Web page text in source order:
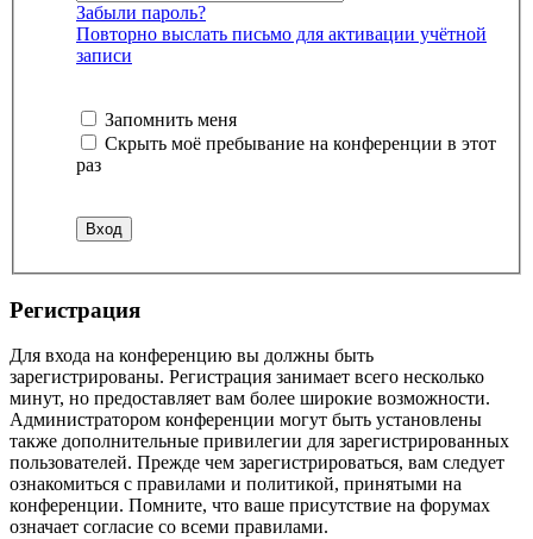
Забыли пароль?
Повторно выслать письмо для активации учётной
записи
Запомнить меня
Скрыть моё пребывание на конференции в этот
раз
Регистрация
Для входа на конференцию вы должны быть
зарегистрированы. Регистрация занимает всего несколько
минут, но предоставляет вам более широкие возможности.
Администратором конференции могут быть установлены
также дополнительные привилегии для зарегистрированных
пользователей. Прежде чем зарегистрироваться, вам следует
ознакомиться с правилами и политикой, принятыми на
конференции. Помните, что ваше присутствие на форумах
означает согласие со всеми правилами.